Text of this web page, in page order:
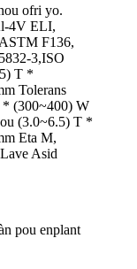
ofri yo.
4V ELI,
F136,
3,ISO
T *
Tolerans
* (300~400) W
(3.0~6.5) T *
Eta M,
Asid